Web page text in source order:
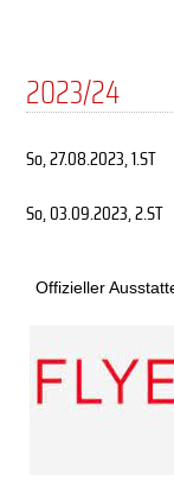
2023/24
So, 27.08.2023, 1.ST
So, 03.09.2023, 2.ST
Offizieller